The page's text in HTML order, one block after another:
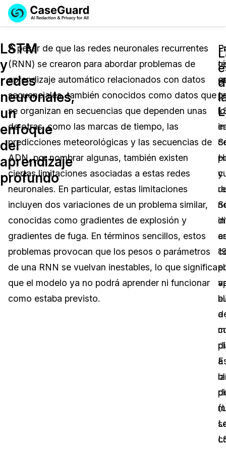
Licencia de CaseGuard Studio
Precios de Redacción a Pedido
Soluciones
Redacción de vídeos
Redacción de documentos
Redacción de audio
Redacción en Bulto
Redacción de imágenes
Transcripción y Traducción
Industrias
Cuerpos Policiales
Transportación
La Atención Médica
Educación
El Gobierno
Sector Jurídico
Servicios Financieros
Precios
Recursos
Preguntas Frecuentes
Artículos
Casos Practicos
Centro de Ayuda
Videoteca
Recomendaciones
Eventos
Demo
English
Español
LSTM
y
redes
neuronales,
un
enfoque
del
aprendizaje
profundo
A pesar de que las redes neuronales recurrentes
(RNN) se crearon para abordar problemas de
aprendizaje automático relacionados con datos
secuenciales, también conocidos como datos que
se organizan en secuencias que dependen unas
de otras, como las marcas de tiempo, las
predicciones meteorológicas y las secuencias de
ADN, por nombrar algunas, también existen
ciertas limitaciones asociadas a estas redes
neuronales. En particular, estas limitaciones
incluyen dos variaciones de un problema similar,
conocidas como gradientes de explosión y
gradientes de fuga. En términos sencillos, estos
problemas provocan que los pesos o parámetros
de una RNN se vuelvan inestables, lo que significa
que el modelo ya no podrá aprender ni funcionar
como estaba previsto.
y
el
a
a